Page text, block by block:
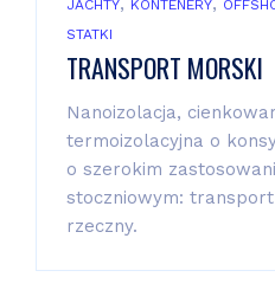
JACHTY KONTENERY
STATKI
TRANSPORT MORSKI
Nanoizolacja,
termoizolacyjna o
o szerokim
stoczniowym:
rzeczny.